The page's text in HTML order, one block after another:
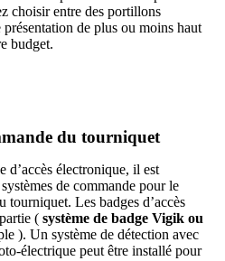
choisir entre des portillons
présentation de plus ou moins haut
budget.
du tourniquet
d’accès électronique, il est
de commande pour le
tourniquet. Les badges d’accès
( système de badge Vigik ou
). Un système de détection avec
électrique peut être installé pour